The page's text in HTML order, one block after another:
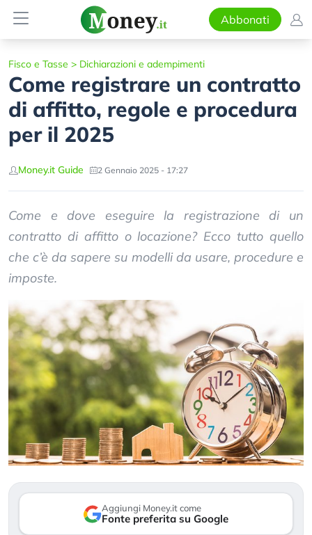
Abbonati
Fisco e Tasse > Dichiarazioni e adempimenti
Come registrare un contratto
di affitto, regole e procedura
per il 2025
Money.it Guide 2 Gennaio 2025 - 17:27
Come e dove eseguire la registrazione di un
contratto di affitto o locazione? Ecco tutto quello
che c’è da sapere su modelli da usare, procedure e
imposte.
Aggiungi Money.it come
Fonte preferita su Google